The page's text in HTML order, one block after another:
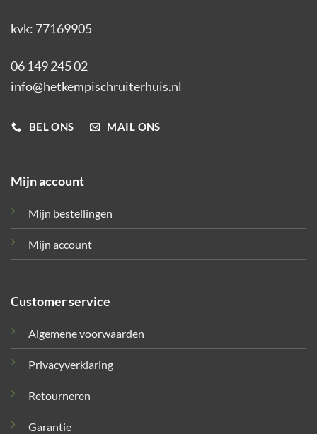
kvk: 77169905
06 149 245 02
info@hetkempischruiterhuis.nl
BEL ONS MAIL ONS
Mijn account
Mijn bestellingen
Mijn account
Customer service
Algemene voorwaarden
Privacyverklaring
Retourneren
Garantie